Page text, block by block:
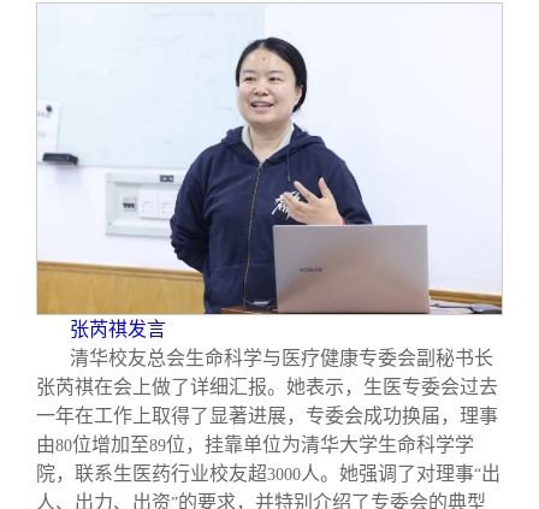
张芮祺发言
清华校友总会生命科学与医疗健康专委会副秘书长
张芮祺在会上做了详细汇报。她表示，生医专委会过去
一年在工作上取得了显著进展，专委会成功换届，理事
由80位增加至89位，挂靠单位为清华大学生命科学学
院，联系生医药行业校友超3000人。她强调了对理事“出
人、出力、出资”的要求，并特别介绍了专委会的典型